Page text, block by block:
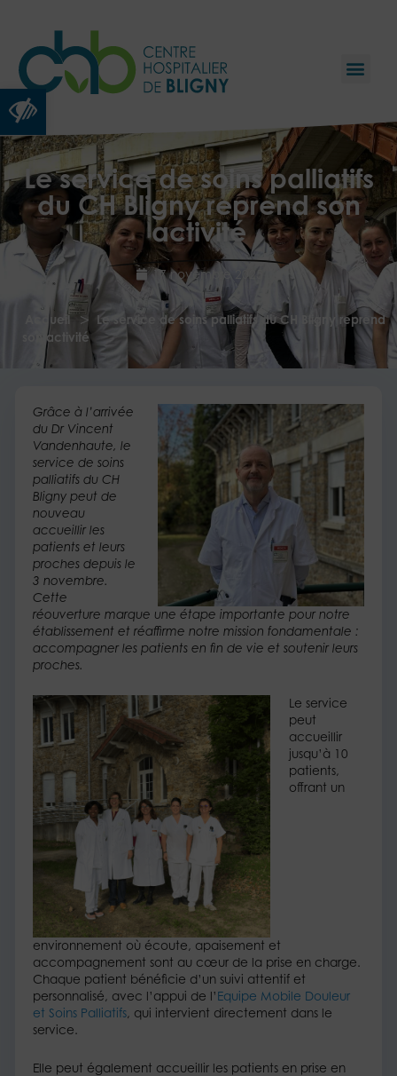
Ouvrir la barre d’outils
Le service de soins palliatifs
du CH Bligny reprend son
activité
17 novembre 2025
Accueil >
Le service de soins palliatifs du CH Bligny reprend
son activité
Grâce à l’arrivée
du Dr Vincent
Vandenhaute, le
service de soins
palliatifs du CH
Bligny peut de
nouveau
accueillir les
patients et leurs
proches depuis le
3 novembre.
Cette
réouverture marque une étape importante pour notre
établissement et réaffirme notre mission fondamentale :
accompagner les patients en fin de vie et soutenir leurs
proches.
Le service
peut
accueillir
jusqu’à 10
patients,
offrant un
environnement où écoute, apaisement et
accompagnement sont au cœur de la prise en charge.
Chaque patient bénéficie d’un suivi attentif et
personnalisé, avec l’appui de l’Equipe Mobile Douleur
et Soins Palliatifs, qui intervient directement dans le
service.
Elle peut également accueillir les patients en prise en